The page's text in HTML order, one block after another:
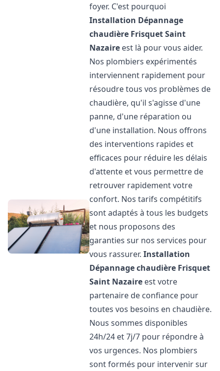
foyer. C'est pourquoi
Installation Dépannage
chaudière FrisquetSaint
Nazaire est là pour vous aider.
Nos plombiers expérimentés
interviennent rapidement pour
résoudre tous vos problèmes de
chaudière, qu'il s'agisse d'une
panne, d'une réparation ou
d'une installation. Nous offrons
des interventions rapides et
efficaces pour réduire les délais
d'attente et vous permettre de
retrouver rapidement votre
confort. Nos tarifs compétitifs
sont adaptés à tous les budgets
et nous proposons des
garanties sur nos services pour
vous rassurer.Installation
Dépannage chaudière Frisquet
Saint Nazaire est votre
partenaire de confiance pour
toutes vos besoins en chaudière.
Nous sommes disponibles
24h/24 et 7j/7 pour répondre à
vos urgences. Nos plombiers
sont formés pour intervenir sur